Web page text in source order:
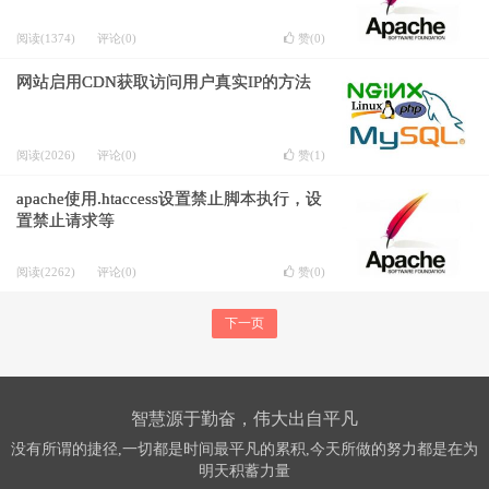
阅读(1374) 评论(0) 赞(0)
网站启用CDN获取访问用户真实IP的方法
阅读(2026) 评论(0) 赞(1 )
apache使用.htaccess设置禁止脚本执行，设
置禁止请求等
阅读(2262) 评论(0) 赞(0)
下一页
智慧源于勤奋，伟大出自平凡
没有所谓的捷径,一切都是时间最平凡的累积,今天所做的努力都是在为
明天积蓄力量